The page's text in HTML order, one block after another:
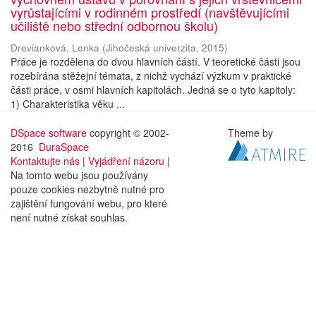
vyrůstajícími v rodinném prostředí (navštěvujícími
učiliště nebo střední odbornou školu)
Drevianková, Lenka (Jihočeská univerzita, 2015)
Práce je rozdělena do dvou hlavních částí. V teoretické části jsou
rozebírána stěžejní témata, z nichž vychází výzkum v praktické
části práce, v osmi hlavních kapitolách. Jedná se o tyto kapitoly:
1) Charakteristika věku ...
DSpace software copyright © 2002-
2016 DuraSpace
Kontaktujte nás | Vyjádření názoru |
Na tomto webu jsou používány
pouze cookies nezbytně nutné pro
zajištění fungování webu, pro které
není nutné získat souhlas.
Theme by